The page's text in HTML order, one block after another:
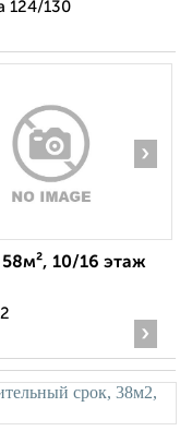
124/130
›
10/16 этаж
›